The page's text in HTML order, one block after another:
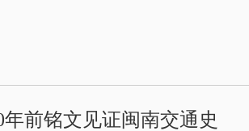
前铭文见证闽南交通史